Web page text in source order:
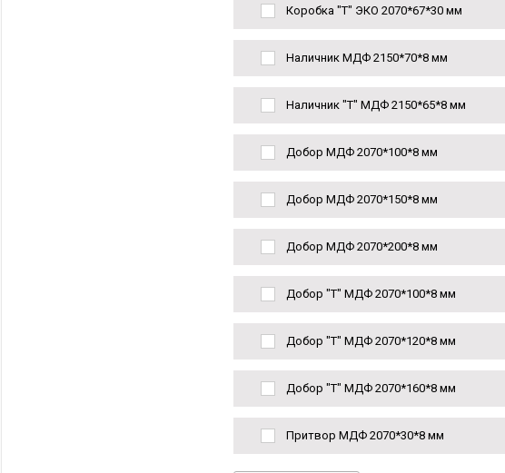
Коробка "Т" ЭКО 2070*67*30 мм
Наличник МДФ 2150*70*8 мм
Наличник "Т" МДФ 2150*65*8 мм
Добор МДФ 2070*100*8 мм
Добор МДФ 2070*150*8 мм
Добор МДФ 2070*200*8 мм
Добор "Т" МДФ 2070*100*8 мм
Добор "Т" МДФ 2070*120*8 мм
Добор "Т" МДФ 2070*160*8 мм
Притвор МДФ 2070*30*8 мм